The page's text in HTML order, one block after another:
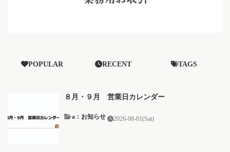
POPULAR RECENT TAGS
８月・９月 営業日カレンダー
a：お知らせ 2026-08-01(Sat)